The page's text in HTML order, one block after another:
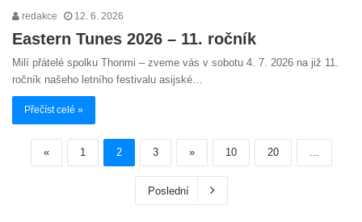
redakce 12. 6. 2026
Eastern Tunes 2026 – 11. ročník
Milí přátelé spolku Thonmi – zveme vás v sobotu 4. 7. 2026 na již 11.
ročník našeho letního festivalu asijské…
Přečíst celé »
« 1 2 3 » 10 20
Poslední